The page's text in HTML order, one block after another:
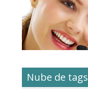
Nube de tags